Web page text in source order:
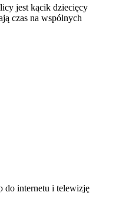
jest kącik dziecięcy
czas na wspólnych
do internetu i telewizję